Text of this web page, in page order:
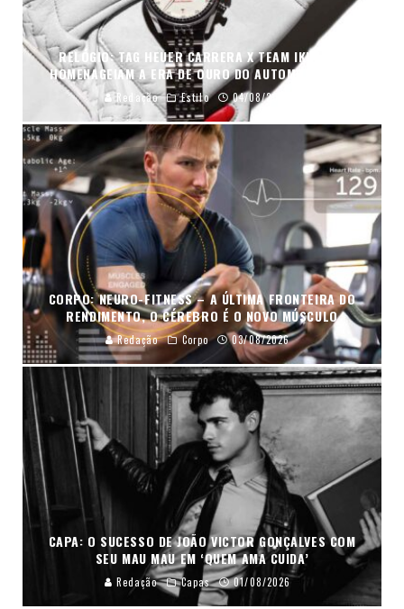
RELÓGIO: TAG HEUER CARRERA X TEAM IKUZAWA
HOMENAGEIAM A ERA DE OURO DO AUTOMOBILISMO
Redação Estilo 04/08/2026
CORPO: NEURO-FITNESS – A ÚLTIMA FRONTEIRA DO
RENDIMENTO, O CÉREBRO É O NOVO MÚSCULO
Redação Corpo 03/08/2026
CAPA: O SUCESSO DE JOÃO VICTOR GONÇALVES COM
SEU MAU MAU EM ‘QUEM AMA CUIDA’
Redação Capas 01/08/2026